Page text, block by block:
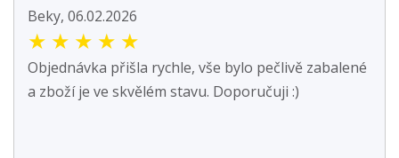
Beky, 06.02.2026
★ ★ ★ ★ ★
Objednávka přišla rychle, vše bylo pečlivě zabalené
a zboží je ve skvělém stavu. Doporučuji :)